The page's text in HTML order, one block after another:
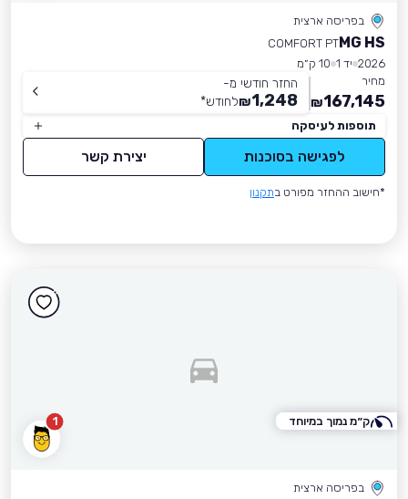
בפריסה ארצית
MG HS
COMFORT PT
2026 יד 1
10 ק״מ
מחיר
167,145
₪
החזר חודשי מ-
1,248
₪לחודש*
תוספות לעיסקה
לפגישה בסוכנות יצירת קשר
*חישוב ההחזר מפורט בתקנון
1
בפריסה ארצית
ק״מ נמוך במיוחד